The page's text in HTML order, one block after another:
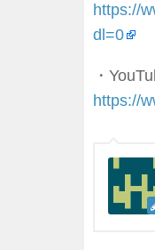
https://
dl=0
・
https://